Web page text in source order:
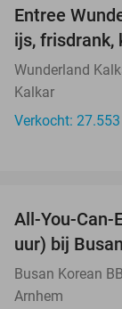
Entree
ijs, frisdrank,
Wunderland
Kalkar
Verkocht: 27.553
All-You-Can-
uur) bij
Busan Korean
Arnhem